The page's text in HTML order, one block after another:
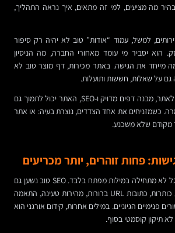
מה מציעים, למי זה מתאים, איך נראה התהליך,
למשל, עמוד “אודות” טוב לא יהיה רק סיפור
הוא יסביר מי עומד מאחורי החברה, מה הניסיון
מייחד את הגישה. באתר מכירות, דף מוצר טוב לא
על שאלות, חששות ותועלות.
כשמשלבים נכון בין תוכן לאתר, מבנה דפים מדויק ו-SEO, האתר יכול לתמוך גם
כשמזניחים את אחד הצדדים, נוצרת בעיה: או אתר
מקודם שלא משכנע.
בניית אתר עם קידום בגוגל לא מתחילה במילות מפתח בלבד. SEO טוב נשען גם
על מבנה תקין, היררכיית כותרות, כתובות URL ברורות, מהירות טעינה, התאמה
פנימיים הגיוניים. במילים אחרות, קידום אורגני הוא
תיקון קוסמטי בסוף.